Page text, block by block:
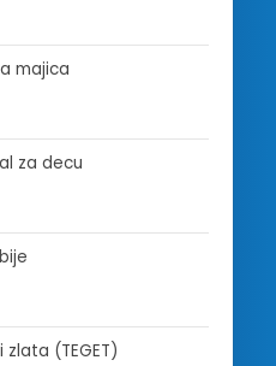
majica
za decu
zlata (TEGET)